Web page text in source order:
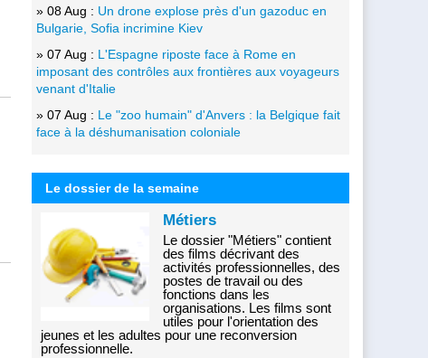
» 08 Aug : Un drone explose près d'un gazoduc en
Bulgarie, Sofia incrimine Kiev
» 07 Aug : L'Espagne riposte face à Rome en
imposant des contrôles aux frontières aux voyageurs
venant d'Italie
» 07 Aug : Le "zoo humain" d'Anvers : la Belgique fait
face à la déshumanisation coloniale
Le dossier de la semaine
Métiers
Le dossier "Métiers" contient
des films décrivant des
activités professionnelles, des
postes de travail ou des
fonctions dans les
organisations. Les films sont
utiles pour l'orientation des
jeunes et les adultes pour une reconversion
professionnelle.